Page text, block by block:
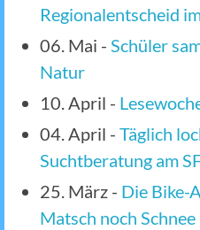
Regionalentscheid
06. Mai - Schüler
Natur
10. April -
04. April - Täglich
Suchtberatung am
25. März - Die Bike-
Matsch noch Schnee